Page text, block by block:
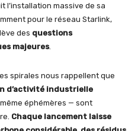
l’installation massive de sa
pour le réseau Starlink,
des questions
majeures.
spirales nous rappellent que
d’activité industrielle
éphémères — sont
Chaque lancement laisse